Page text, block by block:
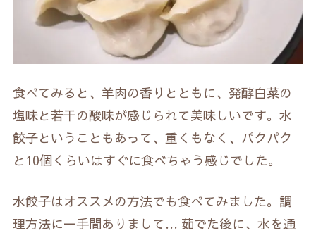
食べてみると、羊肉の香りとともに、発酵白菜の
塩味と若干の酸味が感じられて美味しいです。水
餃子ということもあって、重くもなく、パクパク
と10個くらいはすぐに食べちゃう感じでした。
水餃子はオススメの方法でも食べてみました。調
理方法に一手間ありまして… 茹でた後に、水を通